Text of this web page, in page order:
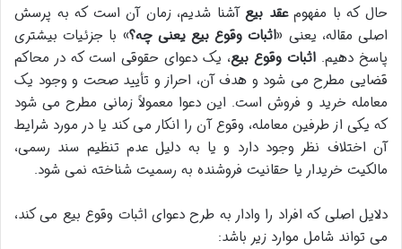
حال که با مفهومعقد بیعآشنا شدیم، زمان آن است که به پرسش
اصلی مقاله، یعنی «اثبات وقوع بیع یعنی چه؟» با جزئیات بیشتری
پاسخ دهیم. اثبات وقوع بیع، یک دعوای حقوقی است که در محاکم
قضایی مطرح می شود و هدف آن، احراز و تأیید صحت و وجود یک
معامله خرید و فروش است. این دعوا معمولاً زمانی مطرح می شود
که یکی از طرفین معامله، وقوع آن را انکار می کند یا در مورد شرایط
آن اختلاف نظر وجود دارد و یا به دلیل عدم تنظیم سند رسمی،
مالکیت خریدار یا حقانیت فروشنده به رسمیت شناخته نمی شود.
دلایل اصلی که افراد را وادار به طرح دعوای اثبات وقوع بیع می کند،
می تواند شامل موارد زیر باشد: